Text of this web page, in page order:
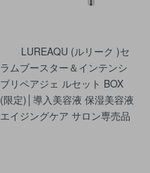
LUREAQU (ルリーク )セ
ラムブースター＆インテンシ
ブリペアジェ ルセット BOX
(限定)│導入美容液 保湿美容液
エイジングケア サロン専売品